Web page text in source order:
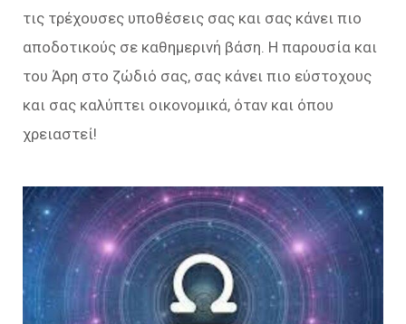
τις τρέχουσες υποθέσεις σας και σας κάνει πιο
αποδοτικούς σε καθημερινή βάση. Η παρουσία και
του Άρη στο ζώδιό σας, σας κάνει πιο εύστοχους
και σας καλύπτει οικονομικά, όταν και όπου
χρειαστεί!